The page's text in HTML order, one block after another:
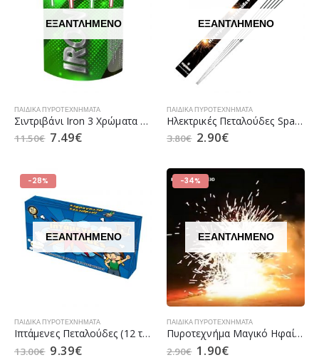
ΕΞΑΝΤΛΗΜΈΝΟ
ΠΑΙΔΙΚΆ ΠΥΡΟΤΕΧΝΉΜΑΤΑ
Σιντριβάνι Iron 3 Χρώματα με Κραλινγκ
11.50€ 7.49€
ΕΞΑΝΤΛΗΜΈΝΟ
ΠΑΙΔΙΚΆ ΠΥΡΟΤΕΧΝΉΜΑΤΑ
Ηλεκτρικές Πεταλούδες Sparkles (5 τεμάχια)
3.80€ 2.90€
-28%
ΕΞΑΝΤΛΗΜΈΝΟ
ΠΑΙΔΙΚΆ ΠΥΡΟΤΕΧΝΉΜΑΤΑ
Ιπτάμενες Πεταλούδες (12 τεμάχια)
13.00€ 9.39€
-34%
ΕΞΑΝΤΛΗΜΈΝΟ
ΠΑΙΔΙΚΆ ΠΥΡΟΤΕΧΝΉΜΑΤΑ
Πυροτεχνήμα Μαγικό Ηφαίστειο
2.90€ 1.90€